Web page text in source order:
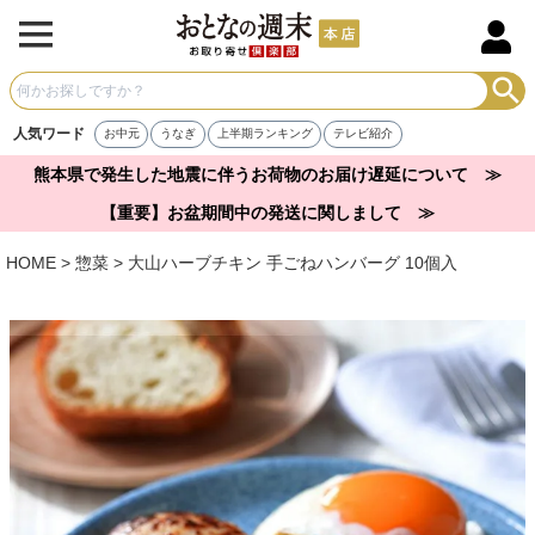
人気ワード お中元 うなぎ 上半期ランキング テレビ紹介
熊本県で発生した地震に伴うお荷物のお届け遅延について ≫
【重要】お盆期間中の発送に関しまして ≫
HOME 惣菜 大山ハーブチキン 手ごねハンバーグ 10個入